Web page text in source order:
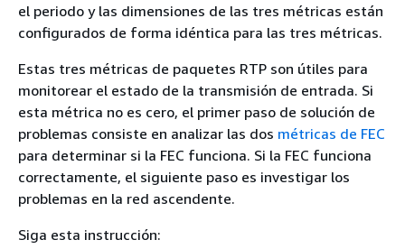
el periodo y las dimensiones de las tres métricas están
configurados de forma idéntica para las tres métricas.
Estas tres métricas de paquetes RTP son útiles para
monitorear el estado de la transmisión de entrada. Si
esta métrica no es cero, el primer paso de solución de
problemas consiste en analizar las dos métricas de FEC
para determinar si la FEC funciona. Si la FEC funciona
correctamente, el siguiente paso es investigar los
problemas en la red ascendente.
Siga esta instrucción: